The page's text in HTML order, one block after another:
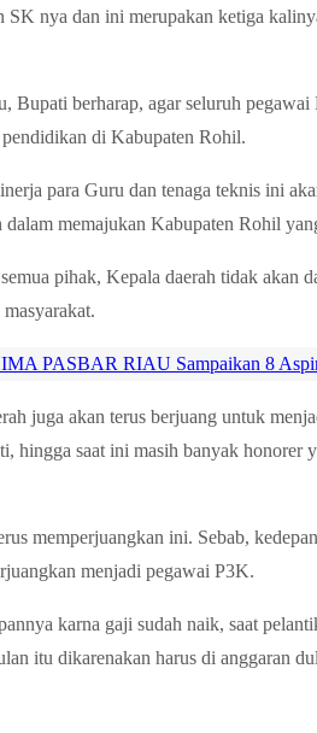
SK nya dan ini merupakan ketiga
Bupati berharap, agar seluruh
di Kabupaten Rohil.
para Guru dan tenaga teknis ini
memajukan Kabupaten Rohil
pihak, Kepala daerah tidak akan
PASBAR RIAU Sampaikan 8
juga akan terus berjuang untuk
hingga saat ini masih banyak honorer
memperjuangkan ini. Sebab,
menjadi pegawai P3K.
karna gaji sudah naik, saat
itu dikarenakan harus di anggaran